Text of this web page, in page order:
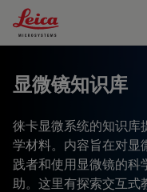
Leica Microsystems
显微镜知识库
徕卡显微系统的知识库
学材料。内容旨在对显
践者和使用显微镜的科
助。这里有探索交互式